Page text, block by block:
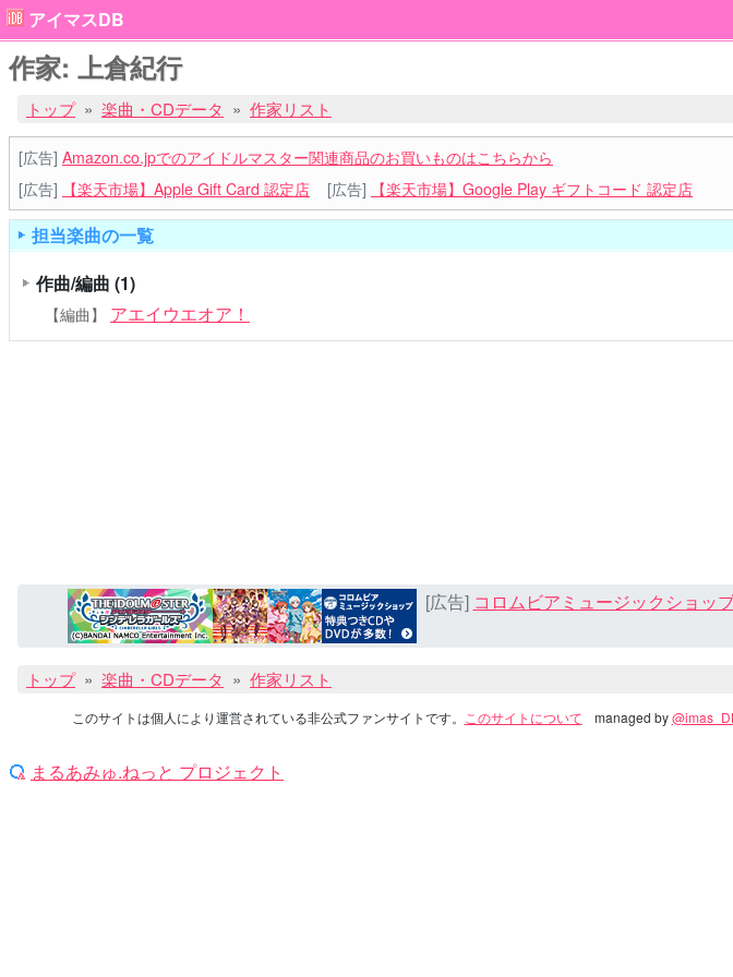
アイマスDB
作家: 上倉紀行
トップ 楽曲・CDデータ 作家リスト
[広告] Amazon.co.jpでのアイドルマスター関連商品のお買いものはこちらから
[広告]
【楽天市場】Apple Gift Card 認定店 [広告] 【楽天市場】Google Play ギフトコード 認定店
担当楽曲の一覧
作曲/編曲 (1)
【編曲】 アエイウエオア！
[広告] コロムビアミュージックショッ
トップ 楽曲・CDデータ 作家リスト
このサイトは個人により運営されている非公式ファンサイトです。 このサイトについて managed by
まるあみゅ.ねっと プロジェクト